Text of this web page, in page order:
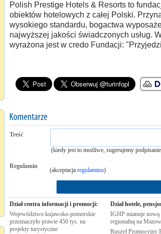
Polish Prestige Hotels & Resorts to
obiektów hotelowych z całej Polski.
wysokiego standardu, bogactwa
najwyższej jakości świadczonych usług.
wyrażona jest w credo Fundacji:
Treść
(kiedy jest to możliwe, sugerujemy
Regulamin
(akceptacja regulaminu)
Dział centra informacji i promocji:
Województwo kujawsko-pomorskie
przeznaczyło prawie 450 tys. na
projekty turystyczne
Dział hotele,
IGHP mianuje nową
regionalną na
Ruszył Promocyjny